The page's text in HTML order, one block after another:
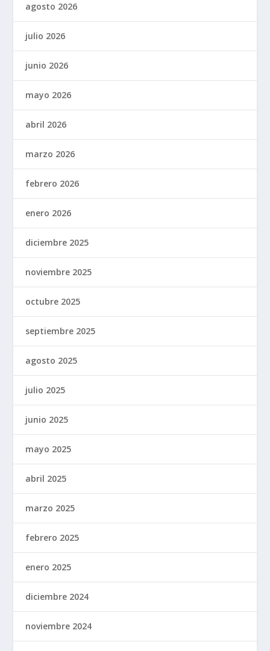
agosto 2026
julio 2026
junio 2026
mayo 2026
abril 2026
marzo 2026
febrero 2026
enero 2026
diciembre 2025
noviembre 2025
octubre 2025
septiembre 2025
agosto 2025
julio 2025
junio 2025
mayo 2025
abril 2025
marzo 2025
febrero 2025
enero 2025
diciembre 2024
noviembre 2024